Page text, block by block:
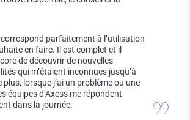
correspond parfaitement à l’utilisation
en faire. Il est complet et il
de découvrir de nouvelles
qui m’étaient inconnues jusqu’à
plus, lorsque j’ai un problème ou une
équipes d’Axess me répondent
dans la journée.